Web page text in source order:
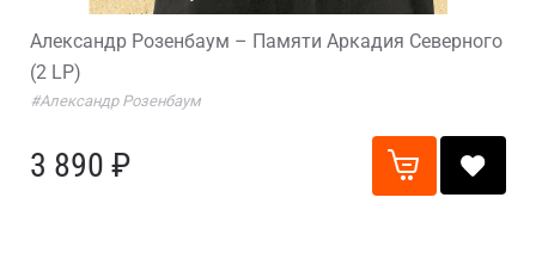
Александр Розенбаум – Памяти Аркадия Северного
(2 LP)
#Александр Розенбаум
3 890 ₽